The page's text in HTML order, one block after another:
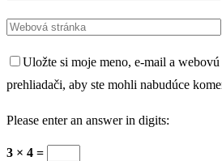
Uložte si moje meno, e-mail a
prehliadači, aby ste mohli nabudúce
Please enter an answer in digits:
3 × 4 =